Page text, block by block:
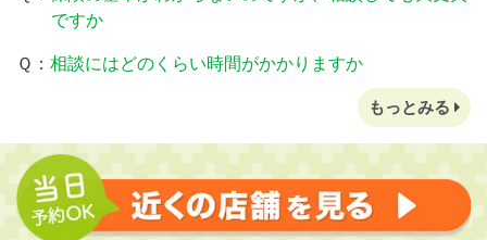
ですか
Ｑ： 相談にはどのくらい時間がかかりますか
もっとみる